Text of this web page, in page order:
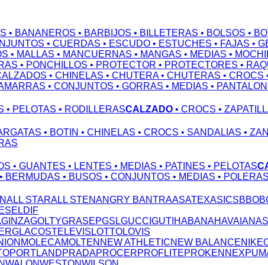
• BANANEROS • BARBIJOS • BILLETERAS • BOLSOS •
• CUERDAS • ESCUDO • ESTUCHES • FAJAS •
• MALLAS • MANCUERNAS • MANGAS • MEDIAS •
• PONCHILLOS • PROTECTOR • PROTECTORES •
• CHINELAS • CHUTERA• CHUTERAS • CROCS
• CONJUNTOS • GORRAS • MEDIAS •
• PELOTAS • RODILLERASCALZADO • CROCS •
• BOTIN • CHINELAS • CROCS • SANDALIAS •
• GUANTES • LENTES • MEDIAS • PATINES • PELOTAS
• BERMUDAS • BUSOS • CONJUNTOS • MEDIAS •
ALL STARALL STENANGRY BANTRAASATEXASICSBBO
DIF
GINZAGOLTYGRASEPGSLGUCCI GUTI HABANAHAVAIANAS
LACOSTE LEVIS LOTTOLOVIS
MOLECAMOLTEN NEW ATHLETICNEW BALANCENIKE
PORTLANDPRADAPROCERPROFLITEPROKENNEX